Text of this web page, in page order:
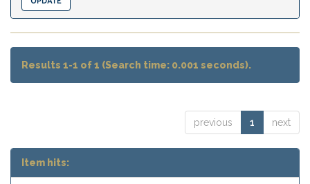
Results 1-1 of 1 (Search time: 0.001 seconds).
previous 1 next
Item hits: